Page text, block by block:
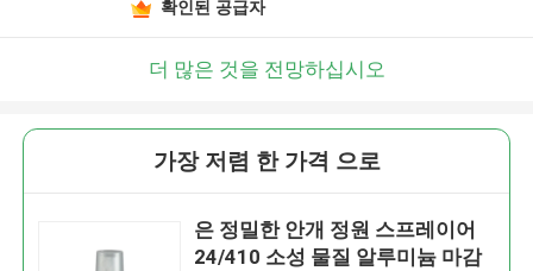
확인된 공급자
더 많은 것을 전망하십시오
가장 저렴 한 가격 으로
은 정밀한 안개 정원 스프레이어
24/410 소성 물질 알루미늄 마감